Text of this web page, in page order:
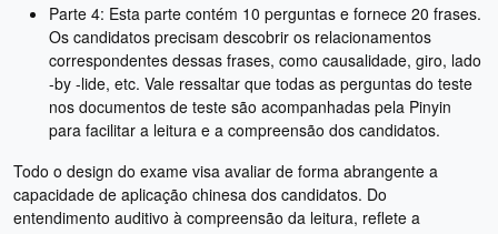
Parte 4: Esta parte contém 10 perguntas e fornece 20 frases.
Os candidatos precisam descobrir os relacionamentos
correspondentes dessas frases, como causalidade, giro, lado
-by -lide, etc. Vale ressaltar que todas as perguntas do teste
nos documentos de teste são acompanhadas pela Pinyin
para facilitar a leitura e a compreensão dos candidatos.
Todo o design do exame visa avaliar de forma abrangente a
capacidade de aplicação chinesa dos candidatos. Do
entendimento auditivo à compreensão da leitura, reflete a